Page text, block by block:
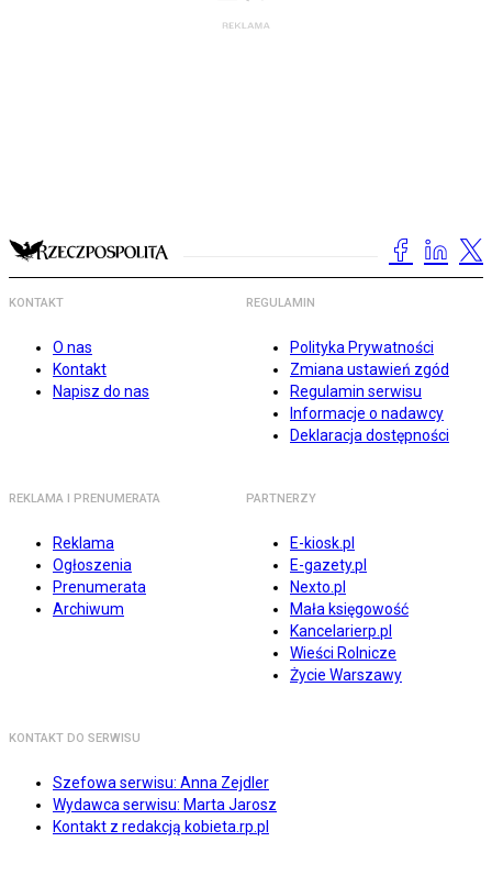
KONTAKT
O nas
Kontakt
Napisz do nas
REGULAMIN
Polityka Prywatności
Zmiana ustawień zgód
Regulamin serwisu
Informacje o nadawcy
Deklaracja dostępności
REKLAMA I PRENUMERATA
Reklama
Ogłoszenia
Prenumerata
Archiwum
PARTNERZY
E-kiosk.pl
E-gazety.pl
Nexto.pl
Mała księgowość
Kancelarierp.pl
Wieści Rolnicze
Życie Warszawy
KONTAKT DO SERWISU
Szefowa serwisu: Anna Zejdler
Wydawca serwisu: Marta Jarosz
Kontakt z redakcją kobieta.rp.pl